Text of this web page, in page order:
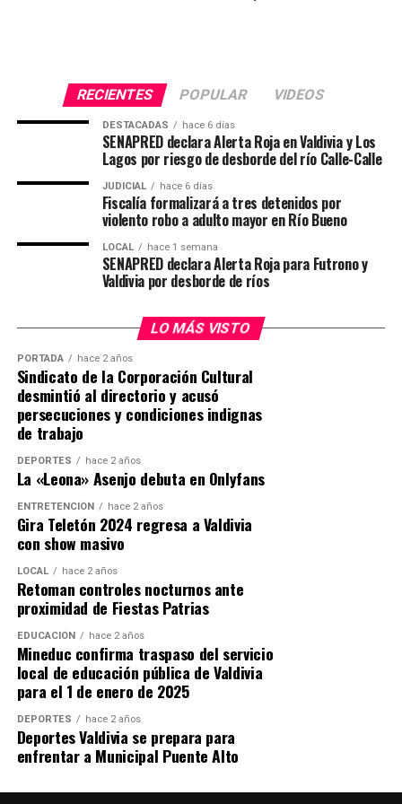
cumplir con la ley no es suficiente para abordar todos
los desafíos relacionados con la salud mental en el
trabajo.
“La Ley Karin proporciona un marco esencial para la
protección de los trabajadores, pero es responsabilidad
de las empresas ir más allá de lo exigido por la ley.
Adoptar un enfoque proactivo y preventivo en la
gestión de la salud mental no solo beneficia a los
trabajadores, sino que también fortalece a las
organizaciones a largo plazo” indica la CEO de Grupo
Post Views: 1.066
RECIENTES POPULAR VIDEOS
DESTACADAS hace 6 días
SENAPRED declara Alerta Roja en Valdivia y Los
Lagos por riesgo de desborde del río Calle-Calle
JUDICIAL hace 6 días
Fiscalía formalizará a tres detenidos por
violento robo a adulto mayor en Río Bueno
LOCAL hace 1 semana
SENAPRED declara Alerta Roja para Futrono y
Valdivia por desborde de ríos
LO MÁS VISTO
PORTADA hace 2 años
Sindicato de la Corporación Cultural
desmintió al directorio y acusó
persecuciones y condiciones indignas
de trabajo
DEPORTES hace 2 años
La «Leona» Asenjo debuta en Onlyfans
ENTRETENCIÓN hace 2 años
Gira Teletón 2024 regresa a Valdivia
con show masivo
LOCAL hace 2 años
Retoman controles nocturnos ante
proximidad de Fiestas Patrias
EDUCACIÓN hace 2 años
Mineduc confirma traspaso del servicio
local de educación pública de Valdivia
para el 1 de enero de 2025
DEPORTES hace 2 años
Deportes Valdivia se prepara para
enfrentar a Municipal Puente Alto